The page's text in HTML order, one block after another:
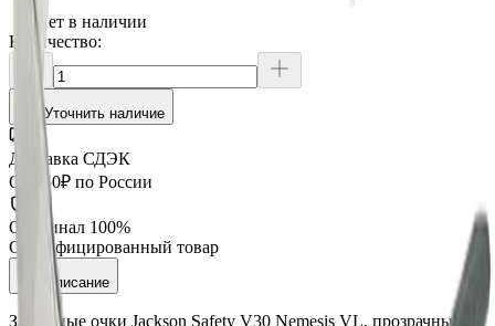
Нет в наличии
Количество:
Уточнить наличие
Доставка СДЭК
От 350₽ по России
Оригинал 100%
Сертифицированный товар
Описание
Защитные очки Jackson Safety V30 Nemesis VL, прозрачный,